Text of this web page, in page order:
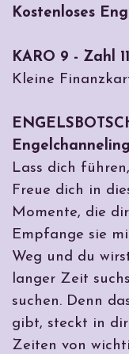
Kostenloses
KARO 9 - Zahl 11
Kleine
Lass dich
Freue dich in
Momente, die
Empfange sie
Weg und du
langer Zeit
suchen. Denn
gibt, steckt in
Zeiten von